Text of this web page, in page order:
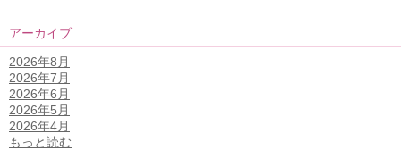
アーカイブ
2026年8月
2026年7月
2026年6月
2026年5月
2026年4月
もっと読む